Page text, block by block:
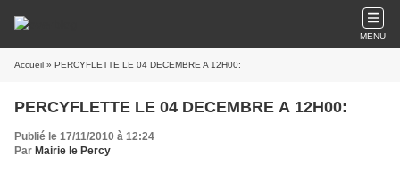
MENU
Accueil » PERCYFLETTE LE 04 DECEMBRE A 12H00:
PERCYFLETTE LE 04 DECEMBRE A 12H00:
Publié le 17/11/2010 à 12:24
Par Mairie le Percy